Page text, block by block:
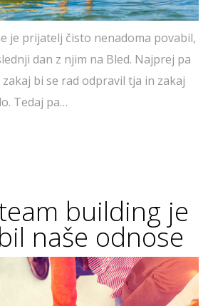
je prijatelj čisto nenadoma povabil,
dan z njim na Bled. Najprej pa
bi se rad odpravil tja in zakaj
Tedaj pa…
building je
naše odnose